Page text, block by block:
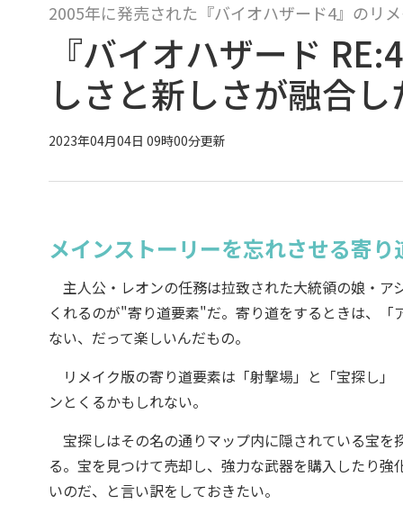
2005年に発売された『バイオハザード4』のリ
『バイオハザード
しさと新しさが融合
2023年04月04日 09時00分更新
メインストーリーを忘れさせる寄り
主人公・レオンの任務は拉致された大統領の娘・
くれるのが"寄り道要素"だ。寄り道をするときは、
ない、だって楽しいんだもの。
リメイク版の寄り道要素は「射撃場」と「宝探し
ンとくるかもしれない。
宝探しはその名の通りマップ内に隠されている宝を
る。宝を見つけて売却し、強力な武器を購入したり
いのだ、と言い訳をしておきたい。